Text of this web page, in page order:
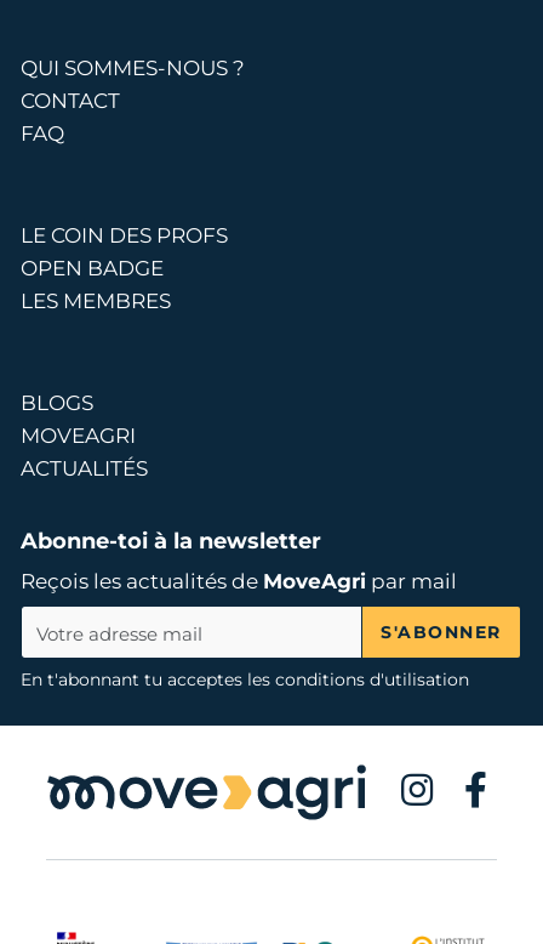
QUI SOMMES-NOUS ?
CONTACT
FAQ
LE COIN DES PROFS
OPEN BADGE
LES MEMBRES
BLOGS
MOVEAGRI
ACTUALITÉS
Abonne-toi à la newsletter
Reçois les actualités de MoveAgripar mail
S'ABONNER
En t'abonnant tu acceptes les conditions d'utilisation